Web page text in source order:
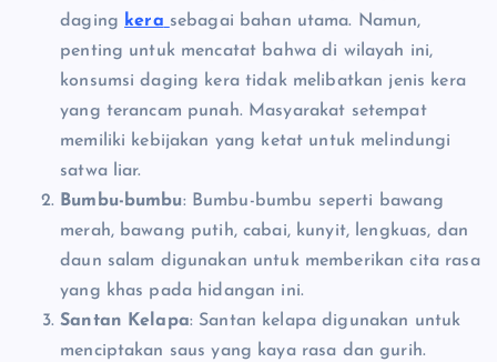
daging kera sebagai bahan utama. Namun,
penting untuk mencatat bahwa di wilayah ini,
konsumsi daging kera tidak melibatkan jenis kera
yang terancam punah. Masyarakat setempat
memiliki kebijakan yang ketat untuk melindungi
satwa liar.
Bumbu-bumbu: Bumbu-bumbu seperti bawang
merah, bawang putih, cabai, kunyit, lengkuas, dan
daun salam digunakan untuk memberikan cita rasa
yang khas pada hidangan ini.
Santan Kelapa: Santan kelapa digunakan untuk
menciptakan saus yang kaya rasa dan gurih.